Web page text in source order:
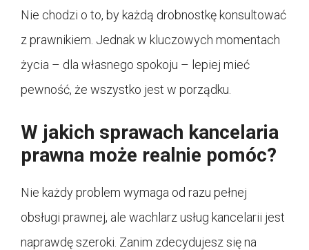
Nie chodzi o to, by każdą drobnostkę konsultować
z prawnikiem. Jednak w kluczowych momentach
życia – dla własnego spokoju – lepiej mieć
pewność, że wszystko jest w porządku.
W jakich sprawach kancelaria
prawna może realnie pomóc?
Nie każdy problem wymaga od razu pełnej
obsługi prawnej, ale wachlarz usług kancelarii jest
naprawdę szeroki. Zanim zdecydujesz się na